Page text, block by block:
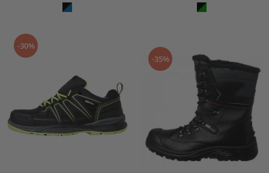
-30%
-35%